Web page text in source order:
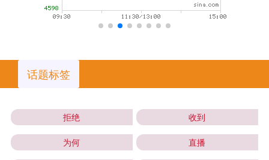
话题标签
拒绝 收到
为何 直播